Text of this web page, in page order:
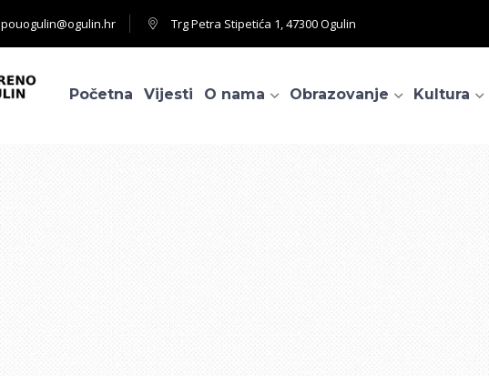
pouogulin@ogulin.hr Trg Petra Stipetića 1, 47300 Ogulin
Početna Vijesti O nama Obrazovanje Kultura